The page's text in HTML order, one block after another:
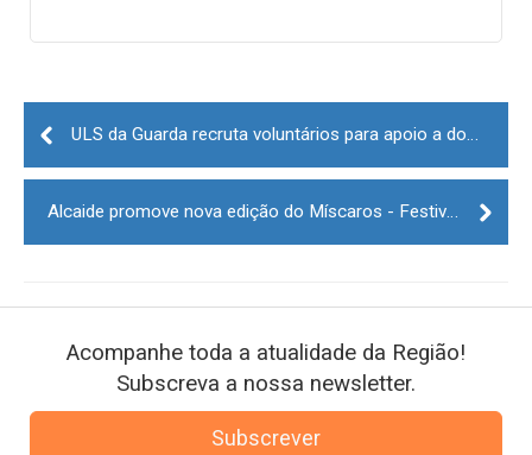
Post
navigation
ULS da Guarda recruta voluntários para apoio a doentes
Alcaide promove nova edição do Míscaros - Festival do Cogumelo
Acompanhe toda a atualidade da Região!
Subscreva a nossa newsletter.
Subscrever